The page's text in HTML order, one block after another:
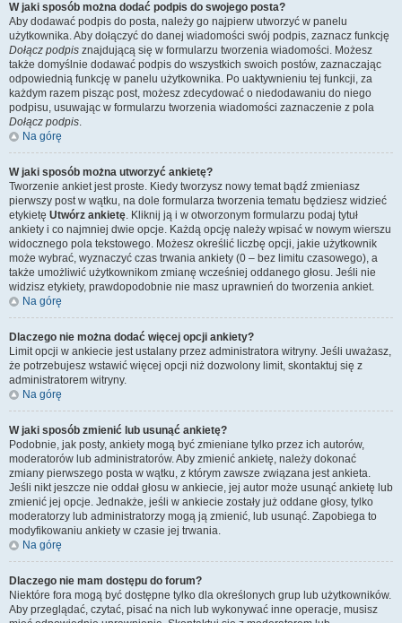
W jaki sposób można dodać podpis do swojego posta?
Aby dodawać podpis do posta, należy go najpierw utworzyć w panelu
użytkownika. Aby dołączyć do danej wiadomości swój podpis, zaznacz funkcję
Dołącz podpis znajdującą się w formularzu tworzenia wiadomości. Możesz
także domyślnie dodawać podpis do wszystkich swoich postów, zaznaczając
odpowiednią funkcję w panelu użytkownika. Po uaktywnieniu tej funkcji, za
każdym razem pisząc post, możesz zdecydować o niedodawaniu do niego
podpisu, usuwając w formularzu tworzenia wiadomości zaznaczenie z pola
Dołącz podpis.
Na górę
W jaki sposób można utworzyć ankietę?
Tworzenie ankiet jest proste. Kiedy tworzysz nowy temat bądź zmieniasz
pierwszy post w wątku, na dole formularza tworzenia tematu będziesz widzieć
etykietę Utwórz ankietę. Kliknij ją i w otworzonym formularzu podaj tytuł
ankiety i co najmniej dwie opcje. Każdą opcję należy wpisać w nowym wierszu
widocznego pola tekstowego. Możesz określić liczbę opcji, jakie użytkownik
może wybrać, wyznaczyć czas trwania ankiety (0 – bez limitu czasowego), a
także umożliwić użytkownikom zmianę wcześniej oddanego głosu. Jeśli nie
widzisz etykiety, prawdopodobnie nie masz uprawnień do tworzenia ankiet.
Na górę
Dlaczego nie można dodać więcej opcji ankiety?
Limit opcji w ankiecie jest ustalany przez administratora witryny. Jeśli uważasz,
że potrzebujesz wstawić więcej opcji niż dozwolony limit, skontaktuj się z
administratorem witryny.
Na górę
W jaki sposób zmienić lub usunąć ankietę?
Podobnie, jak posty, ankiety mogą być zmieniane tylko przez ich autorów,
moderatorów lub administratorów. Aby zmienić ankietę, należy dokonać
zmiany pierwszego posta w wątku, z którym zawsze związana jest ankieta.
Jeśli nikt jeszcze nie oddał głosu w ankiecie, jej autor może usunąć ankietę lub
zmienić jej opcje. Jednakże, jeśli w ankiecie zostały już oddane głosy, tylko
moderatorzy lub administratorzy mogą ją zmienić, lub usunąć. Zapobiega to
modyfikowaniu ankiety w czasie jej trwania.
Na górę
Dlaczego nie mam dostępu do forum?
Niektóre fora mogą być dostępne tylko dla określonych grup lub użytkowników.
Aby przeglądać, czytać, pisać na nich lub wykonywać inne operacje, musisz